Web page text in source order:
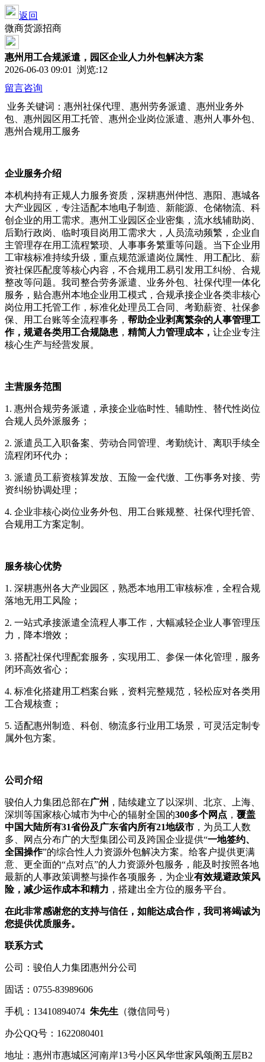
返回
微商货源招商
惠州用工合规派遣，园区企业人力外包解决方案
2026-06-03 09:01 浏览:12
留言咨询
业务关键词：惠州社保代理、惠州劳务派遣、惠州业务外
包、惠州园区用工托管、惠州企业岗位派遣、惠州人事外包、
惠州合规用工服务
企业服务介绍
本机构持有正规人力服务资质，深耕惠州仲恺、惠阳、惠城各
大产业园区，专注适配本地电子制造、新能源、仓储物流、科
创企业的用工需求。惠州工业园区企业密集，流水线辅助岗、
后勤行政岗、临时项目岗用工需求大，人员流动频繁，企业自
主管理存在用工流程繁琐、人事事务繁重等问题。当下企业用
工审核标准持续升级，重点规范派遣岗位属性、用工配比、薪
资社保匹配度等核心内容，不合规用工易引发用工纠纷、合规
整改等问题。我司整合劳务派遣、业务外包、社保代理一体化
服务，贴合惠州本地企业用工模式，合规承接企业各类非核心
岗位用工托管工作，标准化处理员工合同、考勤薪资、社保参
保、用工台账等全流程事务， 帮助企业剥离繁杂的人事管理工
作，规避各类用工合规隐患 ， 精简人力管理成本， 让企业专注
核心生产与经营发展。
主营服务范围
1. 惠州合规劳务派遣，承接企业临时性、辅助性、替代性岗位
合规人员外派服务；
2. 派遣员工入职备案、劳动合同管理、考勤统计、离职手续全
流程闭环代办；
3. 派遣员工薪资核算发放、五险一金代缴、工伤事务对接、劳
资纠纷协调处理；
4. 企业非核心岗位业务外包、用工台账规整、社保代理托管、
合规用工方案定制。
服务核心优势
1. 深耕惠州各大产业园区，熟悉本地用工审核标准，全程合规
落地无用工风险；
2. 一站式承接派遣全流程人事工作，大幅减轻企业人事管理压
力，降本增效；
3. 搭配社保代理配套服务，实现用工、参保一体化管理，服务
闭环高效省心；
4. 标准化搭建用工档案台账，资料完整规范，轻松应对各类用
工合规核查；
5. 适配惠州制造、科创、物流多行业用工场景，可灵活定制专
属外包方案。
公司介绍
骏伯人力集团总部在广州 ，陆续建立了以深圳、北京、上海、
深圳等国家核心城市为中心的辐射全国的300多个网点 ， 覆盖
中国大陆所有31省份及广东省内所有21地级市 ，为员工人数
多、网点分布广的大型集团公司及跨国企业提供“一地签约、
全国操作”的综合性人力资源外包解决方案。给客户提供更满
意、更全面的“点对点”的人力资源外包服务，能及时按照各地
最新的人事政策调整与操作各项服务，为企业有效规避政策风
险，减少运作成本和精力 ，搭建出全方位的服务平台。
在此非常感谢您的支持与信任，如能达成合作，我司将竭诚为
您提供优质服务。
联系方式
公司：骏伯人力集团惠州分公司
固话：0755-83989606
手机：13410894074 朱先生 （微信同号）
办公QQ号：1622080401
地址：惠州市惠城区河南岸13号小区风华世家风颂阁五层B2